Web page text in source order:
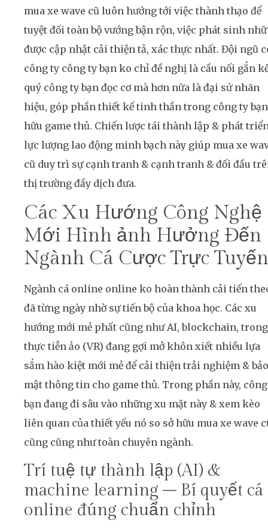
mua xe wave cũ luôn hướng tới việc thành thạo để
tuyệt đối toàn bộ vướng bận rộn, việc phát sinh
được cập nhật cải thiện tả, xác thực nhất. Đội ngũ
công ty công ty bạn ko chỉ đề nghị là cầu nối gắn
quý công ty bạn đọc cơ mà hơn nữa là đại sứ nhãn
hiệu, góp phần thiết kế tinh thần trong công ty bạn
hữu game thủ. Chiến lược tái thành lập & phát
lực lượng lao động minh bạch này giúp mua xe
cũ duy trì sự cạnh tranh & cạnh tranh & đối đầu
thị trường đầy dịch đưa.
Các Xu Hướng Công Nghệ
Mới Hình ảnh Hưởng Đến
Ngành Cá Cược Trực Tuyến
Ngành cá online online ko hoàn thành cải tiến
đã từng ngày nhờ sự tiến bộ của khoa học. Các xu
hướng mới mẻ phất cũng như AI, blockchain, trong
thực tiễn ảo (VR) đang gợi mở khôn xiết nhiều lựa
sắm hào kiệt mới mẻ để cải thiện trải nghiệm & bảo
mật thông tin cho game thủ. Trong phần này,
bạn đang đi sâu vào những xu mặt này & xem kèo
liên quan của thiết yếu nó so sở hữu mua xe wave
cũng cũng như toàn chuyên ngành.
Trí tuệ tự thành lập (AI) &
machine learning – Bí quyết cá
online đúng chuẩn chỉnh